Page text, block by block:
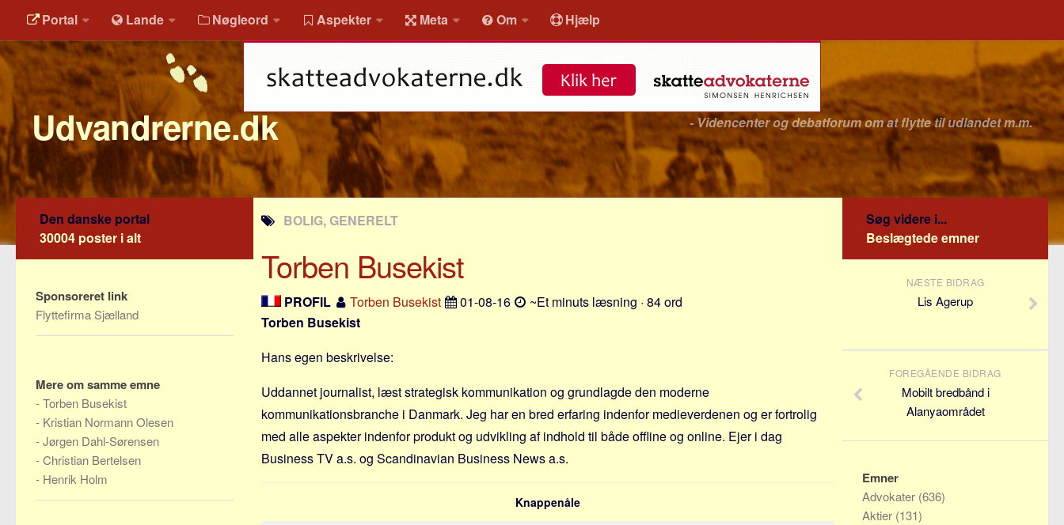
Portal Lande Nøgleord Aspekter Meta Om Hjælp
Udvandrerne.dk - Videncenter og debatforum om at flytte til udlandet m.m.
BOLIG, GENERELT
Torben Busekist
PROFIL Torben Busekist 01-08-16
~Et minuts læsning · 84 ord
Torben Busekist
Hans egen beskrivelse:
Uddannet journalist, læst strategisk kommunikation og grundlagde den moderne
kommunikationsbranche i Danmark. Jeg har en bred erfaring indenfor medieverdenen og er fortrolig
med alle aspekter indenfor produkt og udvikling af indhold til både offline og online. Ejer i dag
Business TV a.s. og Scandinavian Business News a.s.
Knappenåle
Den danske portal
30004 poster i alt
Sponsoreret link
Flyttefirma Sjælland
Mere om samme emne
-Torben Busekist
- Kristian Normann Olesen
-Jørgen Dahl-Sørensen
-Christian Bertelsen
- Henrik Holm
Søg videre i...
Beslægtede emner
NÆSTE BIDRAG
Lis Agerup
FOREGÅENDE BIDRAG
Mobilt bredbånd i
Alanyaområdet
Emner
Advokater (636)
Aktier (131)